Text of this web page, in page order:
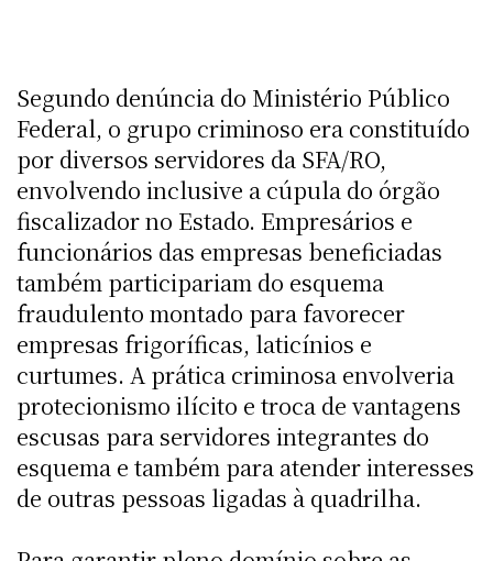
Segundo denúncia do Ministério Público
Federal, o grupo criminoso era constituído
por diversos servidores da SFA/RO,
envolvendo inclusive a cúpula do órgão
fiscalizador no Estado. Empresários e
funcionários das empresas beneficiadas
também participariam do esquema
fraudulento montado para favorecer
empresas frigoríficas, laticínios e
curtumes. A prática criminosa envolveria
protecionismo ilícito e troca de vantagens
escusas para servidores integrantes do
esquema e também para atender interesses
de outras pessoas ligadas à quadrilha.